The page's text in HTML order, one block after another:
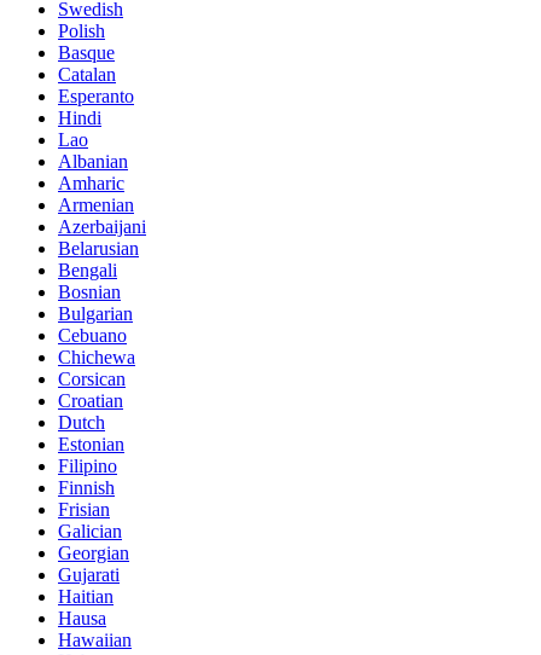
Swedish
Polish
Basque
Catalan
Esperanto
Hindi
Lao
Albanian
Amharic
Armenian
Azerbaijani
Belarusian
Bengali
Bosnian
Bulgarian
Cebuano
Chichewa
Corsican
Croatian
Dutch
Estonian
Filipino
Finnish
Frisian
Galician
Georgian
Gujarati
Haitian
Hausa
Hawaiian